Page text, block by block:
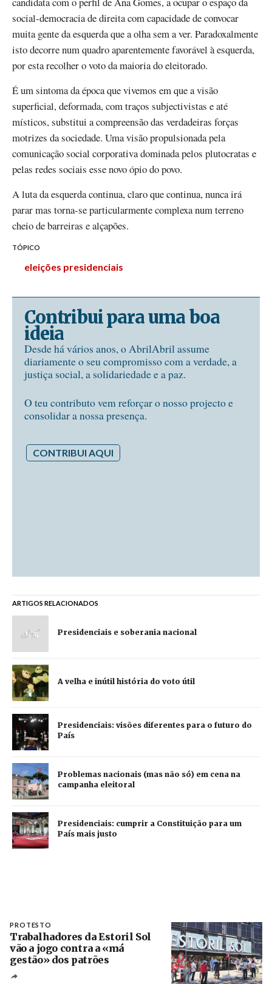
social-democracia de direita com capacidade de convocar
muita gente da esquerda que a olha sem a ver. Paradoxalmente
isto decorre num quadro aparentemente favorável à esquerda,
por esta recolher o voto da maioria do eleitorado.
É um sintoma da época que vivemos em que a visão
superficial, deformada, com traços subjectivistas e até
místicos, substitui a compreensão das verdadeiras forças
motrizes da sociedade. Uma visão propulsionada pela
comunicação social corporativa dominada pelos plutocratas e
pelas redes sociais esse novo ópio do povo.
A luta da esquerda continua, claro que continua, nunca irá
parar mas torna-se particularmente complexa num terreno
cheio de barreiras e alçapões.
TÓPICO
eleições presidenciais
Contribui para uma boa
ideia
Desde há vários anos, o AbrilAbril assume
diariamente o seu compromisso com a verdade, a
justiça social, a solidariedade e a paz.
O teu contributo vem reforçar o nosso projecto e
consolidar a nossa presença.
CONTRIBUI AQUI
ARTIGOS RELACIONADOS
Presidenciais e soberania nacional
A velha e inútil história do voto útil
Presidenciais: visões diferentes para o futuro do
País
Problemas nacionais (mas não só) em cena na
campanha eleitoral
Presidenciais: cumprir a Constituição para um
País mais justo
PROTESTO
Trabalhadores da Estoril Sol
vão a jogo contra a «má
gestão» dos patrões